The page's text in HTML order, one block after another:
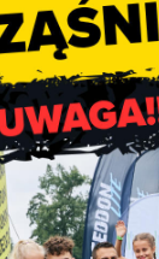
w tej chwili w
z arkuszem
oraz miał.